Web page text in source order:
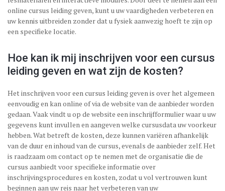
online cursus leiding geven, kunt u uw vaardigheden verbeteren en
uw kennis uitbreiden zonder dat u fysiek aanwezig hoeft te zijn op
een specifieke locatie.
Hoe kan ik mij inschrijven voor een cursus
leiding geven en wat zijn de kosten?
Het inschrijven voor een cursus leiding geven is over het algemeen
eenvoudig en kan online of via de website van de aanbieder worden
gedaan. Vaak vindt u op de website een inschrijfformulier waar u uw
gegevens kunt invullen en aangeven welke cursusdata uw voorkeur
hebben. Wat betreft de kosten, deze kunnen variëren afhankelijk
van de duur en inhoud van de cursus, evenals de aanbieder zelf. Het
is raadzaam om contact op te nemen met de organisatie die de
cursus aanbiedt voor specifieke informatie over
inschrijvingsprocedures en kosten, zodat u vol vertrouwen kunt
beginnen aan uw reis naar het verbeteren van uw